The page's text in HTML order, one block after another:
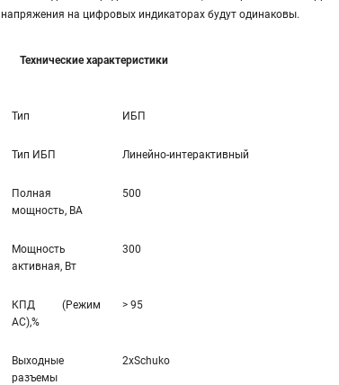
напряжения на цифровых индикаторах будут одинаковы.
Технические характеристики
Тип ИБП
Тип ИБП Линейно-интерaктивный
Полная
мощность, ВА
500
Мощность
активная, Вт
300
КПД (Режим
AC),%
> 95
Выходные
разъемы
2xSchuko